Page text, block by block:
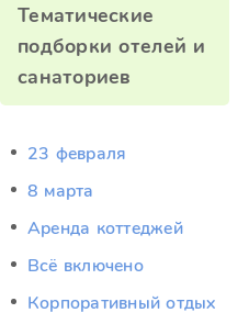
Тематические
подборки отелей и
санаториев
23 февраля
8 марта
Аренда коттеджей
Всё включено
Корпоративный отдых